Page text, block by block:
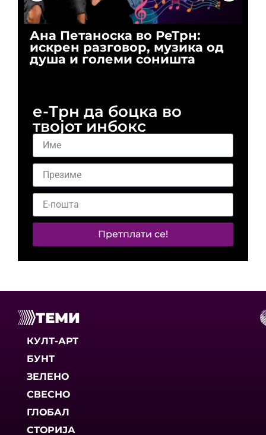
Ана Петаноска во РеТрн:
искрен разговор, музика од
душа и големи соништа
е-Трн да боцка во
твојот инбокс
Претплати се!
ТЕМИ
КУЛТ-АРТ
БУНТ
ЗЕЛЕНО
СВЕСНО
ГЛОБАЛ
СТОРИЈА